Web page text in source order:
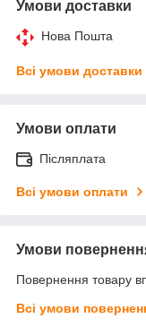
Умови доставки
Нова Пошта
Всі умови доставки
Умови оплати
Післяплата
Всі умови оплати
Умови
Повернення товару
Всі умови